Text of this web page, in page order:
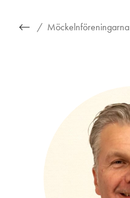
Möckelnföreningarna